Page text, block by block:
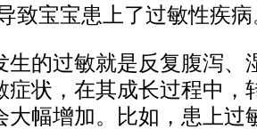
致宝宝患上了过敏性疾
的过敏就是反复腹泻、
症状，在其成长过程中，
大幅增加。比如，患上过